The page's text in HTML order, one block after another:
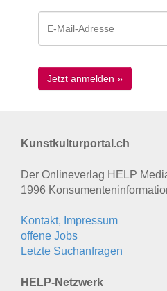
Kunstkulturportal.ch
Der Onlineverlag HELP
1996
Kontakt, Impressum
offene Jobs
Letzte Suchanfragen
HELP-Netzwerk